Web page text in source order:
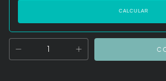
CALCULAR